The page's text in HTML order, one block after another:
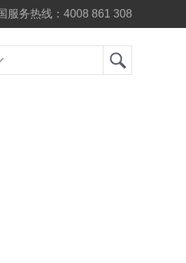
服务热线： 4008 861 308